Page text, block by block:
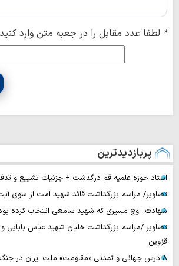
* لطفا عدد مقابل را در جعبه متن وارد کنید
پربازدیدترین
استاد حوزه علمیه قم درگذشت + جزئیات تشییع و
تصاویر/ مراسم بزرگداشت قائد شهید امت از سوی
شهادت؛ اوج مسیری که شهید سامعی انتخاب کرده
تصاویر /مراسم بزرگداشت خلبان شهید عباس
قزوین
۸ درس جهانی و تمدنی «مقاومت» ملت ایران در